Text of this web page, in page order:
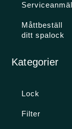
Måttbeställ
ditt spalock
Kategorier
Lock
Filter